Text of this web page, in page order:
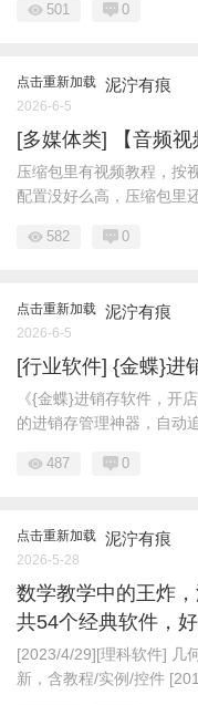
501 0
点击重新加载 泥泞有痕
2026-6-5
[多媒体类] 【音频
压缩包里有视频教程，按
配置没好么高，压缩包里
582 0
点击重新加载 泥泞有痕
2026-6-5
[行业软件] {金蝶}进
《{金蝶}进销存软件，开
的进销存管理神器，自动
487 0
点击重新加载 泥泞有痕
2026-5-28
数学教学中的王炸
共54个经典软件，
[2023/4/29][理科软件] 几
新，含教程/实例/控件